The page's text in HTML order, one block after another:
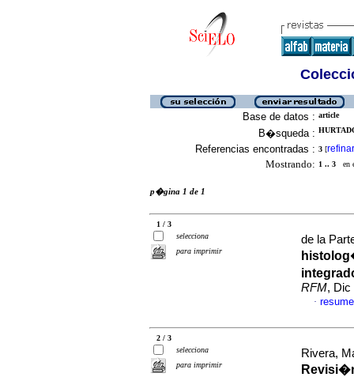
Base de datos : article
B�squeda :
Referencias encontradas : 3 [refinar
Mostrando: 1 .. 3 en
p�gina 1 de 1
1 / 3
selecciona
para imprimir
de la
RFM, Dic
·
2 / 3
selecciona
para imprimir
Rivera,